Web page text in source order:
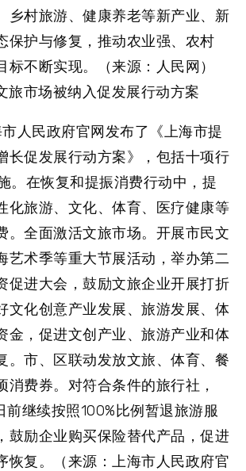
乡村旅游、健康养老等新产业、新
保护与修复，推动农业强、农村
标不断实现。（来源：人民网）
旅市场被纳入促发展行动方案
人民政府官网发布了《上海市提
长促发展行动方案》，包括十项行
。在恢复和提振消费行动中，提
化旅游、文化、体育、医疗健康等
。全面激活文旅市场。开展市民文
艺术季等重大节展活动，举办第二
促进大会，鼓励文旅企业开展打折
文化创意产业发展、旅游发展、体
金，促进文创产业、旅游产业和体
。市、区联动发放文旅、体育、餐
消费券。对符合条件的旅行社，
前继续按照100%比例暂退旅游服
鼓励企业购买保险替代产品，促进
恢复。（来源：上海市人民政府官